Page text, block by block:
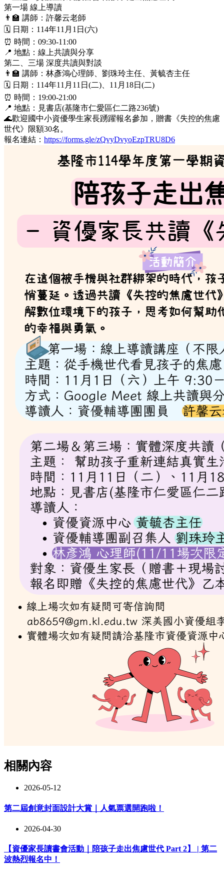
第一場 線上導讀
👨‍🏫 講師：許馨云老師
🗓️ 日期：114年11月1日(六)
⏰ 時間：09:30-11:00
📍 地點：線上共讀與分享
第二、三場 深度共讀與對談
👨‍🏫 講師：林彥鴻心理師、劉珠玲主任、黃毓杏主任
🗓️ 日期：114年11月11日(二)、11月18日(二)
⏰ 時間：19:00-21:00
📍 地點：見書店(基隆市仁愛區仁二路236號)
🌊歡迎國中小資優學生家長踴躍報名參加，贈書《失控的焦慮
世代》限額30名。
報名連結： https://forms.gle/zQvyDvyoEzpTRU8D6
相關內容
2026-05-12
第二屆創意封面設計大賞｜人氣票選開跑啦！
2026-04-30
【資優家長讀書會活動｜陪孩子走出焦慮世代 Part 2】 | 第二
波熱烈報名中！